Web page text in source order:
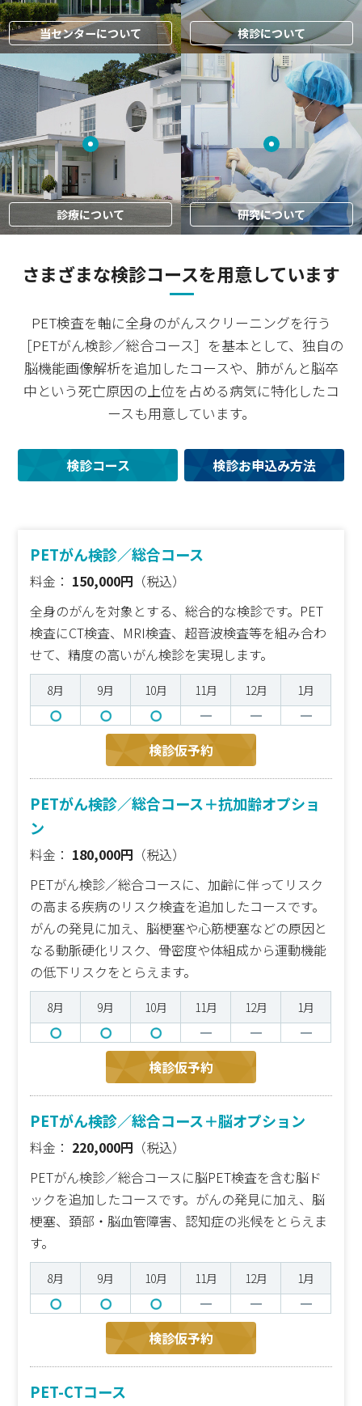
当センターについて 検診について
診療について 研究について
さまざまな検診コースを用意しています
PET検査を軸に全身のがんスクリーニングを行う
［PETがん検診／総合コース］を基本として、 独自の
脳機能画像解析を追加したコースや、 肺がんと脳卒
中という死亡原因の上位を占める病気に特化したコ
ースも用意しています。
検診コース 検診お申込み方法
PETがん検診／総合コース
料金： 150,000円 （税込）
全身のがんを対象とする、総合的な検診です。PET
検査にCT検査、MRI検査、超音波検査等を組み合わ
せて、精度の高いがん検診を実現します。
8月 9月 10月 11月 12月 1月
検診仮予約
PETがん検診／総合コース＋抗加齢オプショ
ン
料金： 180,000円 （税込）
PETがん検診／総合コースに、加齢に伴ってリスク
の高まる疾病のリスク検査を追加したコースです。
がんの発見に加え、脳梗塞や心筋梗塞などの原因と
なる動脈硬化リスク、骨密度や体組成から運動機能
の低下リスクをとらえます。
8月 9月 10月 11月 12月 1月
検診仮予約
PETがん検診／総合コース＋脳オプション
料金： 220,000円 （税込）
PETがん検診／総合コースに脳PET検査を含む脳ド
ックを追加したコースです。がんの発見に加え、脳
梗塞、頚部・脳血管障害、認知症の兆候をとらえま
す。
8月 9月 10月 11月 12月 1月
検診仮予約
PET-CTコース